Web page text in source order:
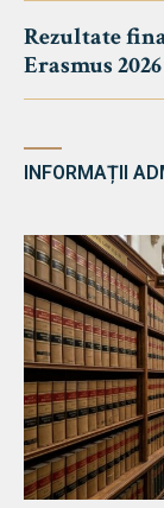
Rezultate
Erasmus
INFORMAȚII